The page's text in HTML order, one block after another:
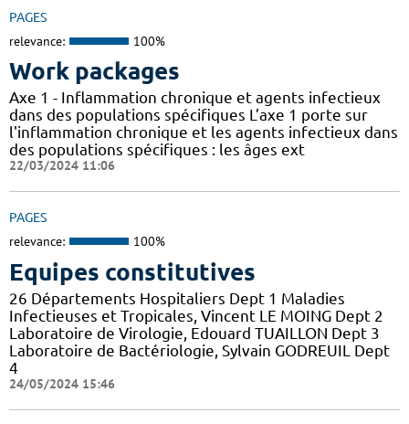
PAGES
relevance: 100%
Work packages
Axe 1 - Inflammation chronique et agents infectieux
dans des populations spécifiques L’axe 1 porte sur
l'inflammation chronique et les agents infectieux dans
des populations spécifiques : les âges ext
22/03/2024 11:06
PAGES
relevance: 100%
Equipes constitutives
26 Départements Hospitaliers Dept 1 Maladies
Infectieuses et Tropicales, Vincent LE MOING Dept 2
Laboratoire de Virologie, Edouard TUAILLON Dept 3
Laboratoire de Bactériologie, Sylvain GODREUIL Dept
4
24/05/2024 15:46